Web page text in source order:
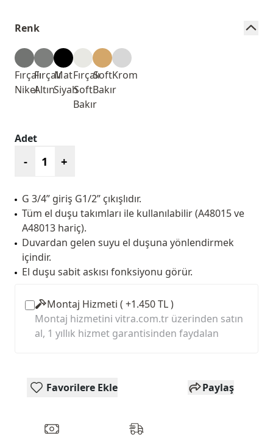
Renk
Fırçalı
Nikel
Fırçalı
Altın
Mat
Siyah
Fırçalı
Soft
Bakır
Soft
Bakır
Krom
Adet
- +
G 3/4” giriş G1/2” çıkışlıdır.
Tüm el duşu takımları ile kullanılabilir (A48015 ve
A48013 hariç).
Duvardan gelen suyu el duşuna yönlendirmek
içindir.
El duşu sabit askısı fonksiyonu görür.
Montaj Hizmeti ( +1.450 TL )
Montaj hizmetini vitra.com.tr üzerinden satın
al, 1 yıllık hizmet garantisinden faydalan
Favorilere Ekle Paylaş